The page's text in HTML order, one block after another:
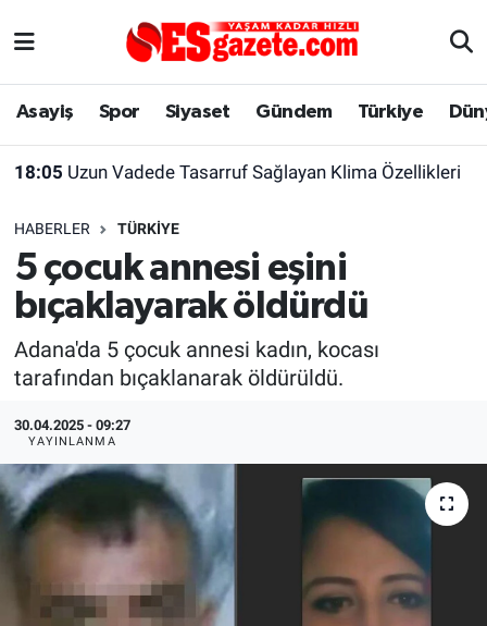
Asayiş Spor Siyaset Gündem Türkiye
18:05 Uzun Vadede Tasarruf Sağlayan Klima Özellikleri
HABERLER TÜRKIYE
5 çocuk annesi eşini
bıçaklayarak öldürdü
Adana'da 5 çocuk annesi kadın, kocası
tarafından bıçaklanarak öldürüldü.
30.04.2025 - 09:27
YAYINLANMA
Asayiş
Gündem
Türkiye
Dünya
Sağlık
Alış-Veriş/İş dünyası
Yaşam
Eskişehirspor Arşivi
Eskişehir Arşivi
Röportaj
Ekonomi
Kültür Sanat
Politika
Eskişehir Nöbetçi Eczaneler
Süper Lig Puan Durumu ve Fikstür
Tüm Manşetler
Son Dakika Haberleri
Haber Arşivi